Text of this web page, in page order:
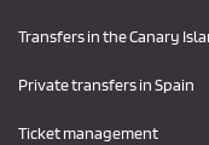
Transfers in the Canary
Private transfers in Spain
Ticket management